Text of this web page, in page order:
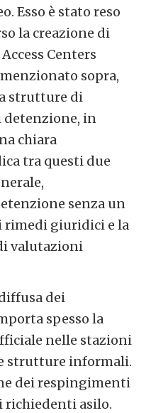
Esso è stato reso
la creazione di
Centers
menzionato sopra,
strutture di
detenzione, in
chiara
tra questi due
senza un
rimedi giuridici e la
valutazioni
dei
spesso la
nelle stazioni
strutture informali.
dei respingimenti
richiedenti asilo.